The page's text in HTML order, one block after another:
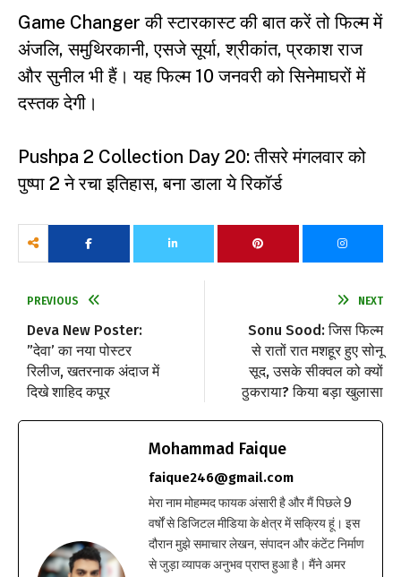
Game Changer की स्टारकास्ट की बात करें तो फिल्म में
अंजलि, समुथिरकानी, एसजे सूर्या, श्रीकांत, प्रकाश राज
और सुनील भी हैं। यह फिल्म 10 जनवरी को सिनेमाघरों में
दस्तक देगी।
Pushpa 2 Collection Day 20: तीसरे मंगलवार को
पुष्पा 2 ने रचा इतिहास, बना डाला ये रिकॉर्ड
PREVIOUS
Deva New Poster:
”देवा’ का नया पोस्टर
रिलीज, खतरनाक अंदाज में
दिखे शाहिद कपूर
NEXT
Sonu Sood: जिस फिल्म
से रातों रात मशहूर हुए सोनू
सूद, उसके सीक्वल को क्यों
ठुकराया? किया बड़ा खुलासा
Mohammad Faique
faique246@gmail.com
मेरा नाम मोहम्मद फायक अंसारी है और मैं पिछले 9
वर्षों से डिजिटल मीडिया के क्षेत्र में सक्रिय हूं। इस
दौरान मुझे समाचार लेखन, संपादन और कंटेंट निर्माण
से जुड़ा व्यापक अनुभव प्राप्त हुआ है। मैंने अमर